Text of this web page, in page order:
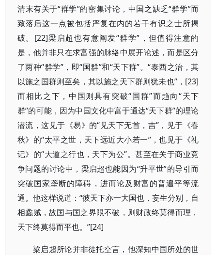
清末有关于“群学”的密集讨论，中国之缺乏“群学”而
致落后这一点被包括严复在内的若干有识之士所揭
破。[22]梁启超也有意阐发“群学”，但值得注意的
是，他并非只在求富强的脉络中展开论述，而是区分
了两种“群学”，即“国群”和“天下群”。“泰西之治，其
以施之国群则至矣，其以施之天下群则犹未也”，[23]
而相比之下，中国则具有突破“国群”而趋向“天下
群”的可能，因为中国文化中富于通达“天下群”的理论
潜流，这见于《易》的“见天下无首，吉”，见于《春
秋》的“太平之世，天下远近大小若一”，也见于《礼
记》的“大道之行也，天下为公”。甚至在关于商业竞
争问题的讨论中，梁启超也能因为“升平世”的导引而
突破国家垄断的障碍，进而论及财富的普遍平等流
通。他这样说道：“彼天下亦一大国也，妄生分别，自
相蟊贼，故国与国之界限不破，则财政终莫得而理，
天下终莫得而平也。”[24]
梁启超所论并非徒托空言，他深知中国所处的世